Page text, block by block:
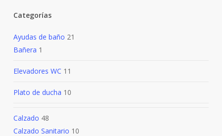
Categorías
Ayudas de baño 21
Bañera 1
Elevadores WC 11
Plato de ducha 10
Calzado 48
Calzado Sanitario 10